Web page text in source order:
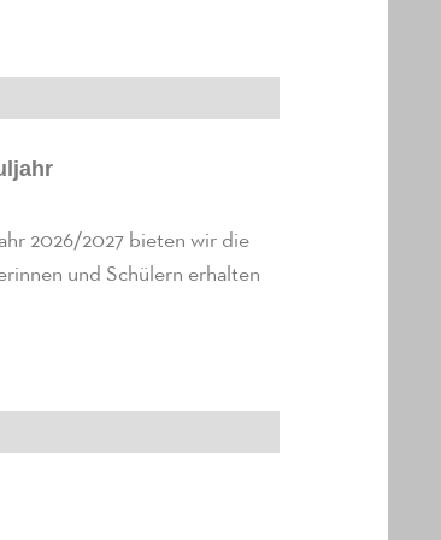
2026/2027 bieten wir die
und Schülern erhalten